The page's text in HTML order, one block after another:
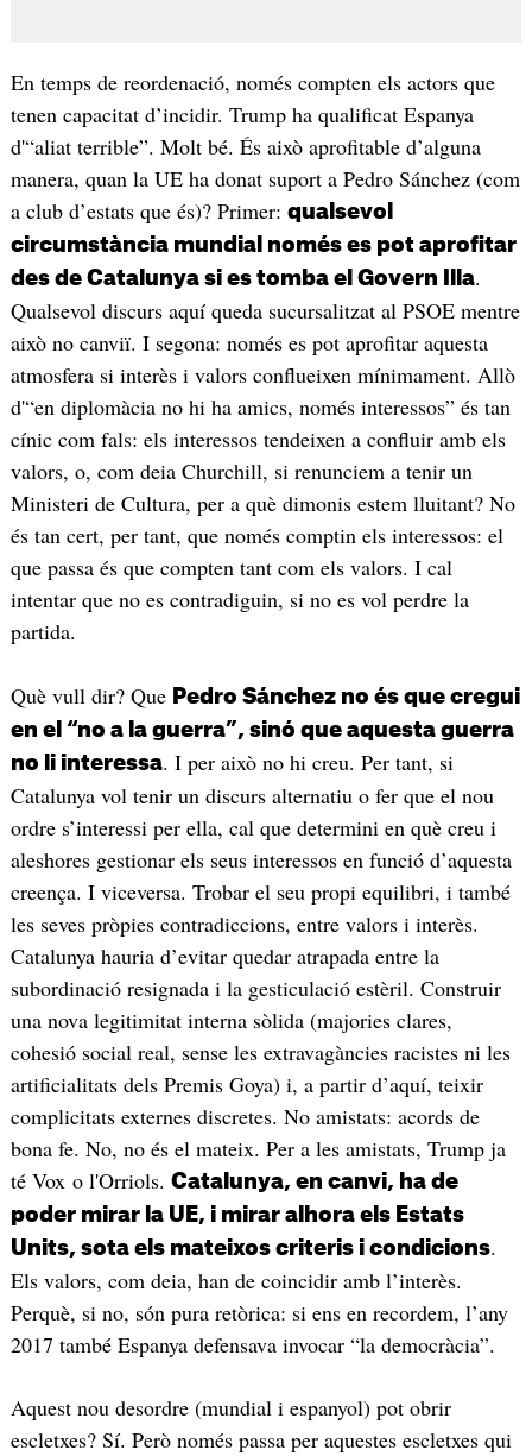
En temps de reordenació, només compten els actors que
tenen capacitat d’incidir. Trump ha qualificat Espanya
d'“aliat terrible”. Molt bé. És això aprofitable d’alguna
manera, quan la UE ha donat suport a Pedro Sánchez (com
a club d’estats que és)? Primer: qualsevol
circumstància mundial només es pot aprofitar
des de Catalunya si es tomba el Govern Illa.
Qualsevol discurs aquí queda sucursalitzat al PSOE mentre
això no canviï. I segona: només es pot aprofitar aquesta
atmosfera si interès i valors conflueixen mínimament. Allò
d'“en diplomàcia no hi ha amics, només interessos” és tan
cínic com fals: els interessos tendeixen a confluir amb els
valors, o, com deia Churchill, si renunciem a tenir un
Ministeri de Cultura, per a què dimonis estem lluitant? No
és tan cert, per tant, que només comptin els interessos: el
que passa és que compten tant com els valors. I cal
intentar que no es contradiguin, si no es vol perdre la
partida.
Què vull dir? Que Pedro Sánchez no és que cregui
en el “no a la guerra”, sinó que aquesta guerra
no li interessa. I per això no hi creu. Per tant, si
Catalunya vol tenir un discurs alternatiu o fer que el nou
ordre s’interessi per ella, cal que determini en què creu i
aleshores gestionar els seus interessos en funció d’aquesta
creença. I viceversa. Trobar el seu propi equilibri, i també
les seves pròpies contradiccions, entre valors i interès.
Catalunya hauria d’evitar quedar atrapada entre la
subordinació resignada i la gesticulació estèril. Construir
una nova legitimitat interna sòlida (majories clares,
cohesió social real, sense les extravagàncies racistes ni les
artificialitats dels Premis Goya) i, a partir d’aquí, teixir
complicitats externes discretes. No amistats: acords de
bona fe. No, no és el mateix. Per a les amistats, Trump ja
té Vox o l'Orriols. Catalunya, en canvi, ha de
poder mirar la UE, i mirar alhora els Estats
Units, sota els mateixos criteris i condicions.
Els valors, com deia, han de coincidir amb l’interès.
Perquè, si no, són pura retòrica: si ens en recordem, l’any
2017 també Espanya defensava invocar “la democràcia”.
Aquest nou desordre (mundial i espanyol) pot obrir
escletxes? Sí. Però només passa per aquestes escletxes qui